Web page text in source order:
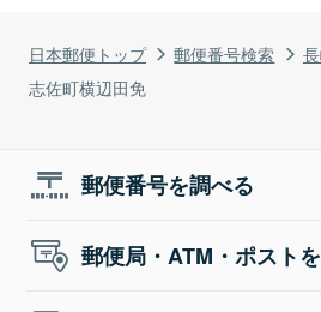
日本郵便トップ 郵便番号検索
志佐町横辺田免
郵便番号を調べる
郵便局・ATM・ポスト